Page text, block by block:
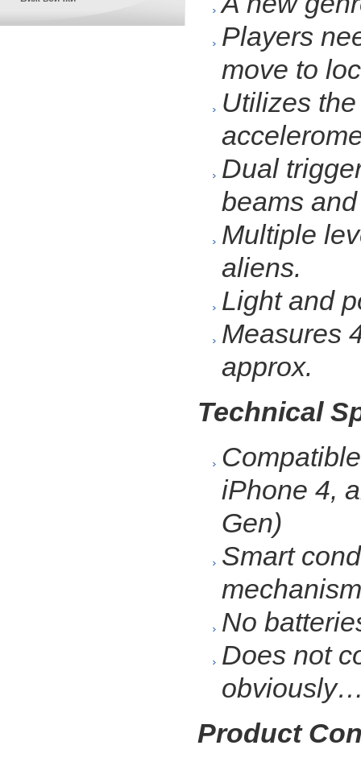
Players
move to
Utilizes
Dual
beams
Multiple
aliens.
Light and
Measures
approx.
Technical
iPhone 4,
Gen)
Smart
No
Does not
Product